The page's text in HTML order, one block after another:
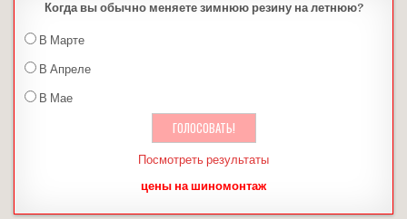
Когда вы обычно меняете зимнюю резину на летнюю?
В Марте
В Апреле
В Мае
Посмотреть результаты
цены на шиномонтаж